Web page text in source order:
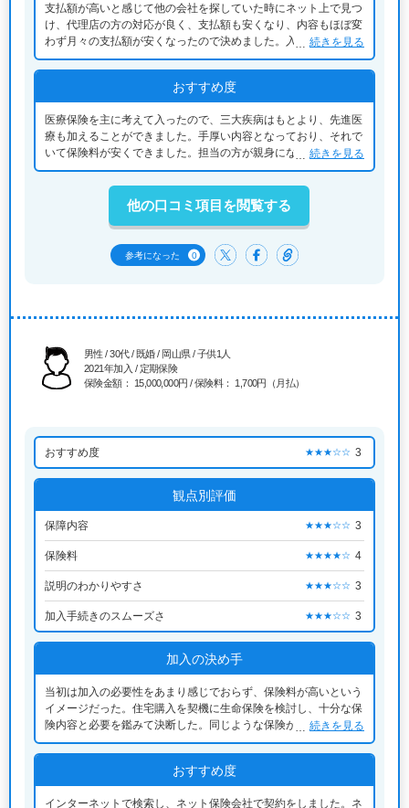
支払額が高いと感じて他の会社を探していた時にネット上で見つ
け、代理店の方の対応が良く、支払額も安くなり、内容もほぼ変
わず月々の支払額が安くなったので決めました。入った翌年に入
院をした時に払ってくれるまでの手続きが簡易で、支払ってくれ
るまでの時間も短く助かりました。
続きを見る
おすすめ度
医療保険を主に考えて入ったので、三大疾病はもとより、先進医
療も加えることができました。手厚い内容となっており、それで
いて保険料が安くできました。担当の方が親身になって相談にの
ってくれたので心強かったです。
続きを見る
参考になった 0
他の口コミ項目を閲覧する
男性 / 30代 / 既婚 / 岡山県 / 子供1人
2021年加入 / 定期保険
保険金額： 15,000,000円 / 保険料： 1,700円（月払）
おすすめ度 ★★★☆☆ 3
観点別評価
保障内容 ★★★☆☆ 3
保険料 ★★★★☆ 4
説明のわかりやすさ ★★★☆☆ 3
加入手続きのスムーズさ ★★★☆☆ 3
加入の決め手
当初は加入の必要性をあまり感じでおらず、保険料が高いという
イメージだった。住宅購入を契機に生命保険を検討し、十分な保
険内容と必要を鑑みて決断した。同じような保険がおおくあり、
どれに加入すべきか悩んだ。インターネット検索で費用を比較
し、簡単に手続きができて安いところで契約できた。
続きを見る
おすすめ度
インターネットで検索し、ネット保険会社で契約をしました。ネ